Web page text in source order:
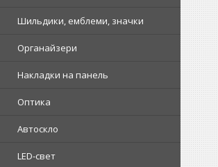
Шильдики, емблеми, значки
Органайзери
Накладки на панель
Оптика
Автоскло
LED-свет